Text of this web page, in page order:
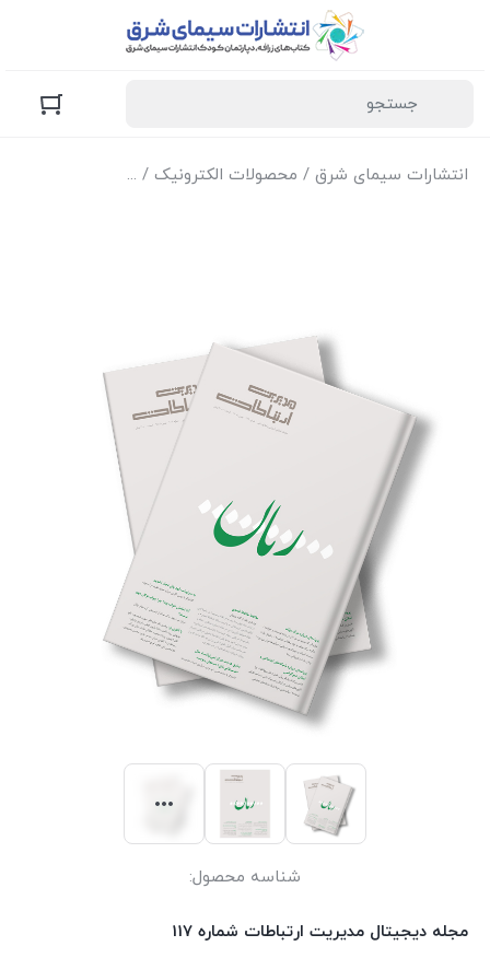
انتشارات سیمای شرق / محصولات الکترونیک / نسخه الکترونیک
شناسه محصول:
مجله دیجیتال مدیریت ارتباطات شماره 117